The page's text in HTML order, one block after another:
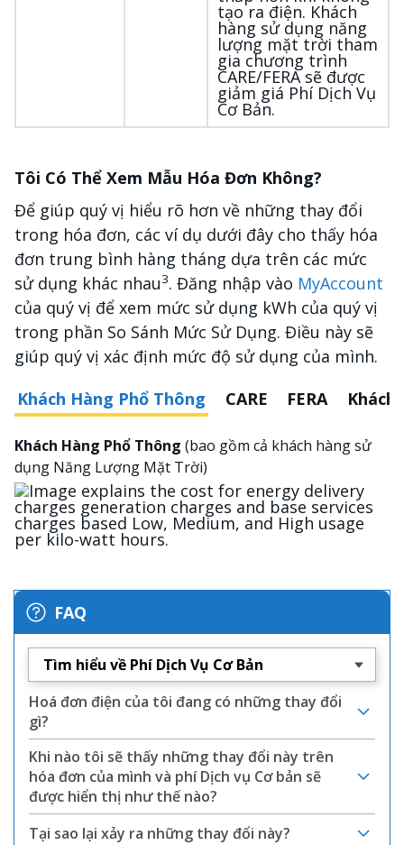
tạo ra điện. Khách
hàng sử dụng năng
lượng mặt trời tham
gia chương trình
CARE/FERA sẽ được
giảm giá Phí Dịch Vụ
Cơ Bản.
Tôi Có Thể Xem Mẫu Hóa Đơn Không?
Để giúp quý vị hiểu rõ hơn về những thay đổi
trong hóa đơn, các ví dụ dưới đây cho thấy hóa
đơn trung bình hàng tháng dựa trên các mức
sử dụng khác nhau3. Đăng nhập vào MyAccount
của quý vị để xem mức sử dụng kWh của quý vị
trong phần So Sánh Mức Sử Dụng. Điều này sẽ
giúp quý vị xác định mức độ sử dụng của mình.
Khách Hàng Phổ Thông
CARE FERA Khách
Khách Hàng Phổ Thông (bao gồm cả khách hàng sử
dụng Năng Lượng Mặt Trời)
Ảnh
FAQ
Tìm hiểu về Phí Dịch Vụ Cơ Bản
Hoá đơn điện của tôi đang có những thay đổi
gì?
Khi nào tôi sẽ thấy những thay đổi này trên
hóa đơn của mình và phí Dịch vụ Cơ bản sẽ
được hiển thị như thế nào?
Tại sao lại xảy ra những thay đổi này?